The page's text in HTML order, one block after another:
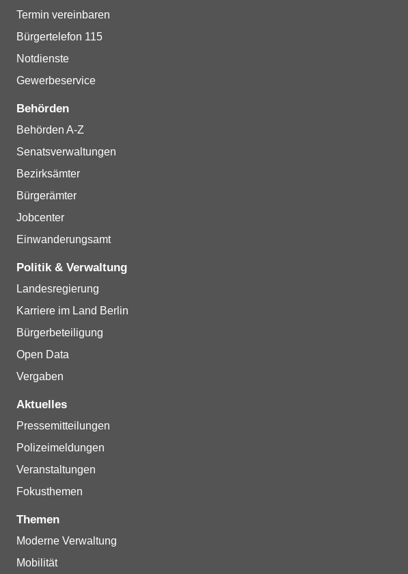
Termin vereinbaren
Bürgertelefon 115
Notdienste
Gewerbeservice
Behörden
Behörden A-Z
Senatsverwaltungen
Bezirksämter
Bürgerämter
Jobcenter
Einwanderungsamt
Politik & Verwaltung
Landesregierung
Karriere im Land Berlin
Bürgerbeteiligung
Open Data
Vergaben
Aktuelles
Pressemitteilungen
Polizeimeldungen
Veranstaltungen
Fokusthemen
Themen
Moderne Verwaltung
Mobilität